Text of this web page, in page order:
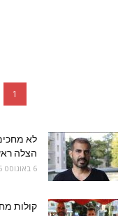
1
לא
הצלה
6 באוגוסט 2026
קולות